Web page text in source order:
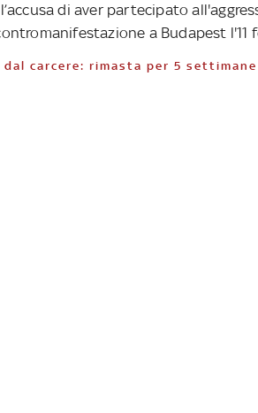
di aver partecipato
a Budapest l'11